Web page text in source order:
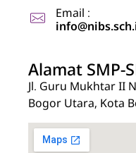
Email :
Alamat SMP-
Jl. Guru Mukhtar II
Bogor Utara, Kota